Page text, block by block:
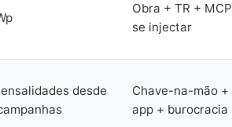
Obra + TR + MCP
se injectar
desde
Chave-na-mão +
app + burocracia